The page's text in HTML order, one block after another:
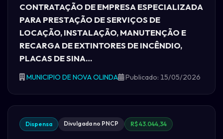
CONTRATAÇÃO DE EMPRESA ESPECIALIZADA
PARA PRESTAÇÃO DE SERVIÇOS DE
LOCAÇÃO, INSTALAÇÃO, MANUTENÇÃO E
RECARGA DE EXTINTORES DE INCÊNDIO,
PLACAS DE SINA…
MUNICIPIO DE NOVA OLINDA Publicado: 15/05/2026
Dispensa Divulgada no PNCP R$ 43.044,34